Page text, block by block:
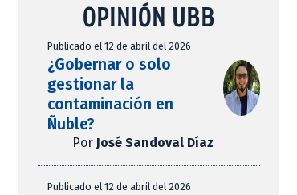
OPINIÓN UBB
Publicado el 12 de abril del 2026
¿Gobernar o solo
gestionar la
contaminación en
Ñuble?
Por José Sandoval Díaz
Publicado el 12 de abril del 2026